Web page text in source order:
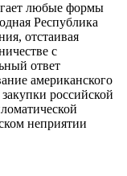
любые формы
Республика
отстаивая
с
ответ
американского
российской
неприятии